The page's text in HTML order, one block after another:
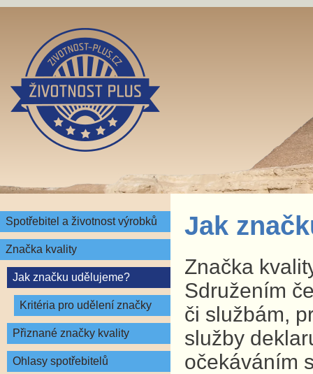
Spotřebitel a životnost výrobků
Značka kvality
Jak značku udělujeme?
Kritéria pro udělení značky
Přiznané značky kvality
Ohlasy spotřebitelů
Jak
Značka
Sdružením
či službám,
služby
očekáváním